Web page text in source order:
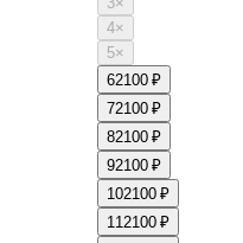
4×
5×
62100 ₽
72100 ₽
82100 ₽
92100 ₽
102100 ₽
112100 ₽